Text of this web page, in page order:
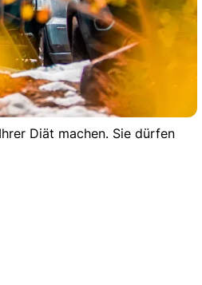
Diät machen. Sie dürfen